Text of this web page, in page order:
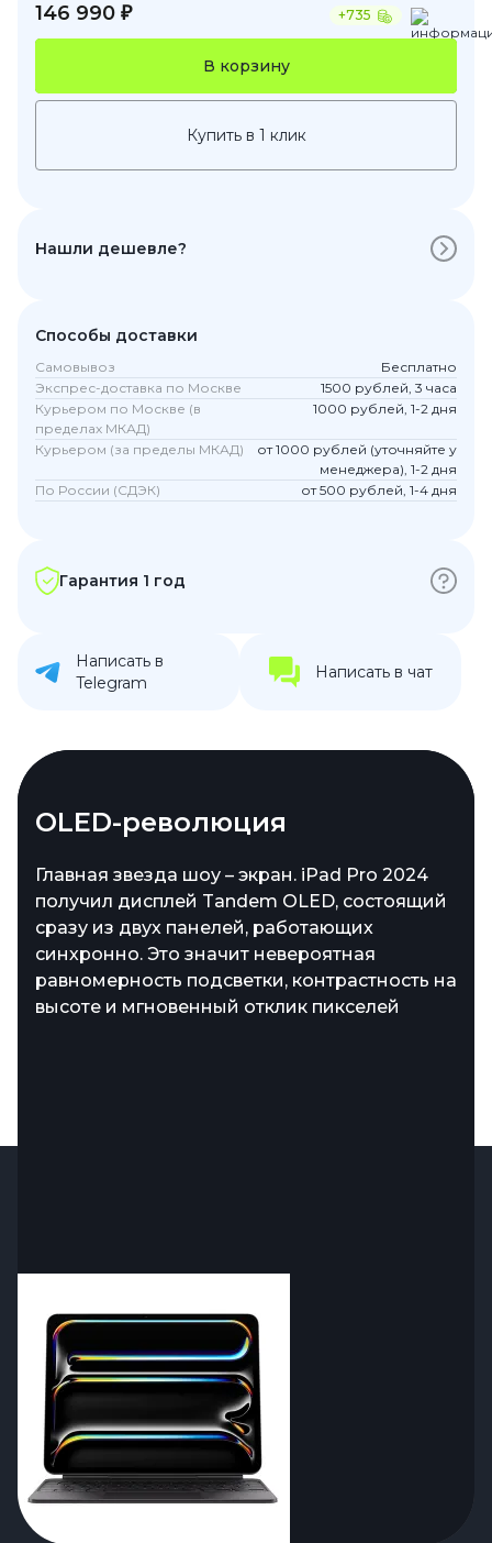
146 990 ₽ +735
В корзину
Купить в 1 клик
Нашли дешевле?
Способы доставки
Самовывоз
Бесплатно
Экспрес-доставка по Москве
1500 рублей, 3 часа
Курьером по Москве (в
пределах МКАД)
1000 рублей, 1-2 дня
Курьером (за пределы МКАД)
от 1000 рублей (уточняйте у
менеджера), 1-2 дня
По России (СДЭК)
от 500 рублей, 1-4 дня
Гарантия 1 год
Написать в
Telegram
Написать в чат
Габариты, мощность,
Огромный экран, который захватывает
взгляд с первой секунды.
Производительность, способная справиться
с любыми задачами – от рендеринга видео
до тяжеловесных игр. Фантастическая
OLED-революция
Главная звезда шоу – экран. iPad Pro 2024
получил дисплей Tandem OLED, состоящий
сразу из двух панелей, работающих
синхронно. Это значит невероятная
равномерность подсветки, контрастность на
высоте и мгновенный отклик пикселей